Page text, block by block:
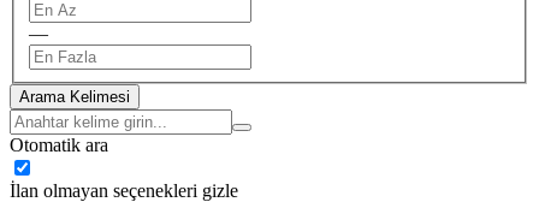
—
Arama Kelimesi
Otomatik ara
İlan olmayan seçenekleri gizle